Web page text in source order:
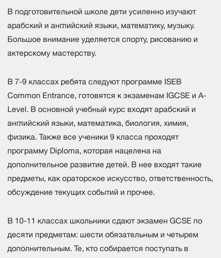
В подготовительной школе дети усиленно изучают
арабский и английский языки, математику, музыку.
Большое внимание уделяется спорту, рисованию и
актерскому мастерству.
В 7-9 классах ребята следуют программе ISEB
Common Entrance, готовятся к экзаменам IGCSE и A-
Level. В основной учебный курс входят арабский и
английский языки, математика, биология, химия,
физика. Также все ученики 9 класса проходят
программу Diploma, которая нацелена на
дополнительное развитие детей. В нее входят такие
предметы, как ораторское искусство, ответственность,
обсуждение текущих событий и прочее.
В 10-11 классах школьники сдают экзамен GCSE по
десяти предметам: шести обязательным и четырем
дополнительным. Те, кто собирается поступать в